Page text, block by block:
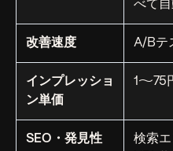
べて自
改善速度 A/Bテ
インプレッショ
ン単価
1〜75
SEO・発見性
検索エ